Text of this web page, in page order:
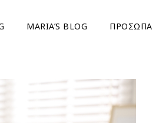
ΜARIA’S BLOG ΠΡΟΣΩΠΑ